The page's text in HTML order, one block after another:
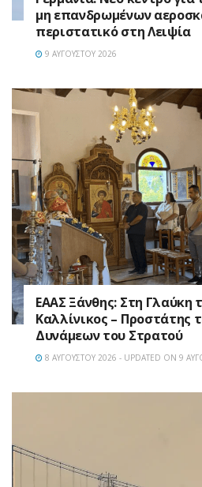
μη επανδρωμένων
περιστατικό στη Λειψία
9 ΑΥΓΟΎΣΤΟΥ 2026
EAAΣ Ξάνθης: Στη Γλαύκη
Καλλίνικος – Προστάτης
Δυνάμεων του Στρατού
8 ΑΥΓΟΎΣΤΟΥ 2026 - UPDATED ON 9